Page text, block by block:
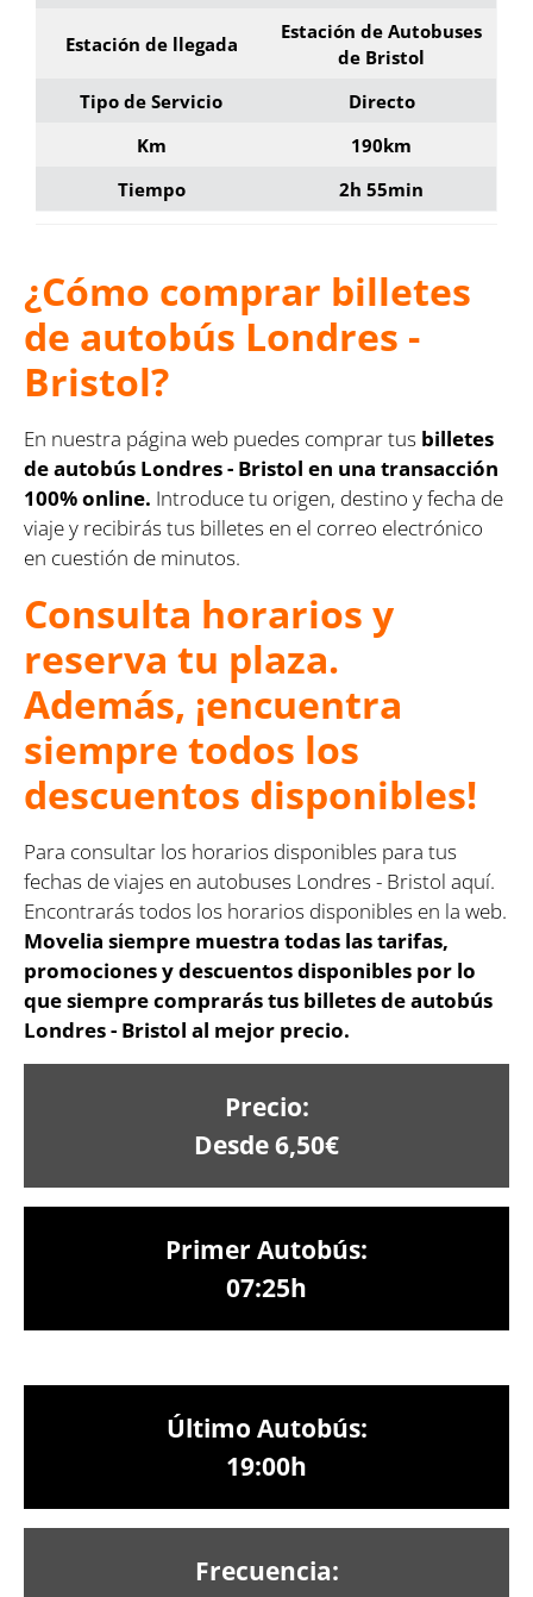
Estación de llegada
Estación de Autobuses
de Bristol
Tipo de Servicio
Directo
Km
190km
Tiempo
2h 55min
¿Cómo comprar billetes
de autobús Londres -
Bristol?
En nuestra página web puedes comprar tus billetes
de autobús Londres - Bristol en una transacción
100% online. Introduce tu origen, destino y fecha de
viaje y recibirás tus billetes en el correo electrónico
en cuestión de minutos.
Consulta horarios y
reserva tu plaza.
Además, ¡encuentra
siempre todos los
descuentos disponibles!
Para consultar los horarios disponibles para tus
fechas de viajes en autobuses Londres - Bristol aquí.
Encontrarás todos los horarios disponibles en la web.
Movelia siempre muestra todas las tarifas,
promociones y descuentos disponibles por lo
que siempre comprarás tus billetes de autobús
Londres - Bristol al mejor precio.
Precio:
Desde 6,50€
Primer Autobús:
07:25h
Último Autobús:
19:00h
Frecuencia: